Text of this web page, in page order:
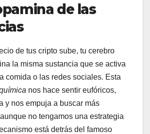
de las
de tus cripto sube, tu cerebro
la misma sustancia que se activa
comida o las redes sociales. Esta
nos hace sentir eufóricos,
y nos empuja a buscar más
no tengamos una estrategia
está detrás del famoso